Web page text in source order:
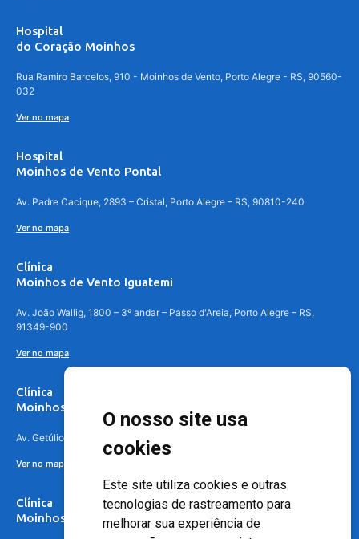
O nosso site usa
cookies
Este site utiliza cookies e outras
tecnologias de rastreamento para
melhorar sua experiência de
Hospital
do Coração Moinhos
Rua Ramiro Barcelos, 910 - Moinhos de Vento, Porto Alegre - RS, 90560-
032
Ver no mapa
Hospital
Moinhos de Vento Pontal
Av. Padre Cacique, 2893 – Cristal, Porto Alegre – RS, 90810-240
Ver no mapa
Clínica
Moinhos de Vento Iguatemi
Av. João Wallig, 1800 – 3º andar – Passo d'Areia, Porto Alegre – RS,
91349-900
Ver no mapa
Clínica
Moinhos de Vento Canoas
Av. Getúlio Vargas, 4841 – Centro, Canoas – RS, 92010-010
Ver no mapa
Clínica
Moinhos de Vento - Teresópolis